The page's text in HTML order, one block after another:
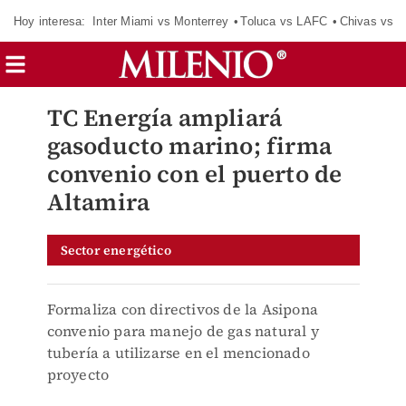
Hoy interesa: Inter Miami vs Monterrey Toluca vs LAFC Chivas vs
TC Energía ampliará
gasoducto marino; firma
convenio con el puerto de
Altamira
Sector energético
Formaliza con directivos de la Asipona
convenio para manejo de gas natural y
tubería a utilizarse en el mencionado
proyecto